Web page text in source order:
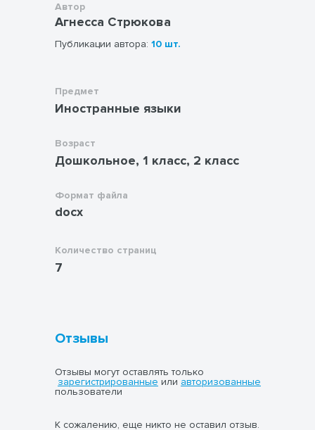
Автор
Агнесса Стрюкова
Публикации автора: 10 шт.
Предмет
Иностранные языки
Возраст
Дошкольное, 1 класс, 2 класс
Формат файла
docx
Количество страниц
7
Отзывы
Отзывы могут оставлять только
зарегистрированные или авторизованные
пользователи
К сожалению, еще никто не оставил отзыв.